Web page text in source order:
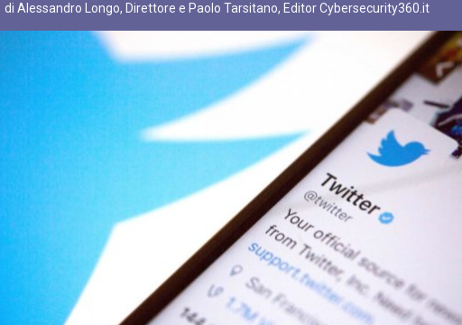
di Alessandro Longo, Direttore e Paolo Tarsitano, Editor Cybersecurity360.it